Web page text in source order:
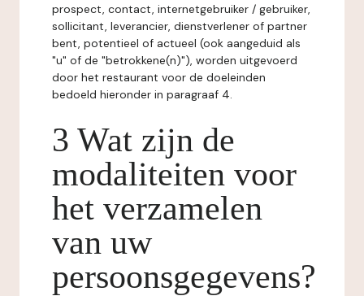
prospect, contact, internetgebruiker / gebruiker,
sollicitant, leverancier, dienstverlener of partner
bent, potentieel of actueel (ook aangeduid als
"u" of de "betrokkene(n)"), worden uitgevoerd
door het restaurant voor de doeleinden
bedoeld hieronder in paragraaf 4.
3 Wat zijn de
modaliteiten voor
het verzamelen
van uw
persoonsgegevens?